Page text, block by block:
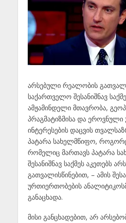
არსებული რეალობის
საქართველო შესანიშნავ
ამჟამინდელი მთავრობა,
პრაგმატიზმისა და
ინტერესების დაცვის
პატარა სახელმწიფო,
რომელიც მართავს პატარა
შესანიშნავ საქმეს აკეთებს
გათვალისწინებით, – ამის
ურთიერთობების
განაცხადა.
მისი განცხადებით, არ